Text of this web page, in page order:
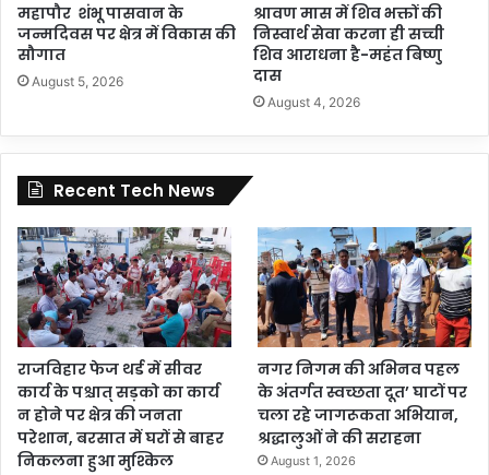
महापौर शंभू पासवान के
जन्मदिवस पर क्षेत्र में विकास की
सौगात
August 5, 2026
श्रावण मास में शिव भक्तों की
निस्वार्थ सेवा करना ही सच्ची
शिव आराधना है-महंत बिष्णु
दास
August 4, 2026
Recent Tech News
राजविहार फेज थर्ड में सीवर
कार्य के पश्चात् सड़को का कार्य
न होने पर क्षेत्र की जनता
परेशान, बरसात में घरों से बाहर
निकलना हुआ मुश्किल
नगर निगम की अभिनव पहल
के अंतर्गत स्वच्छता दूत’ घाटों पर
चला रहे जागरूकता अभियान,
श्रद्धालुओं ने की सराहना
August 1, 2026